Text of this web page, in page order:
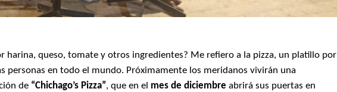
harina, queso, tomate y otros ingredientes? Me refiero a la pizza, un platillo por
personas en todo el mundo. Próximamente los meridanos vivirán una
de “Chichago’s Pizza”, que en el mes de diciembre abrirá sus puertas en